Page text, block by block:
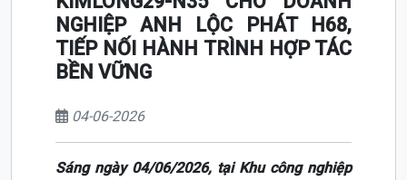
NGHIỆP ANH LỘC PHÁT H68,
TIẾP NỐI HÀNH TRÌNH HỢP TÁC
BỀN VỮNG
04-06-2026
Sáng ngày 04/06/2026, tại Khu công nghiệp